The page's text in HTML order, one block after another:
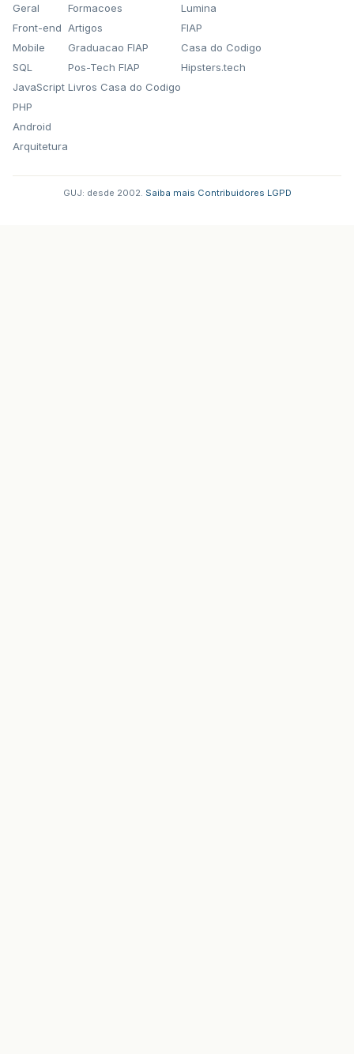
Geral
Front-end
Mobile
SQL
JavaScript
PHP
Android
Arquitetura
Formacoes
Artigos
Graduacao FIAP
Pos-Tech FIAP
Livros Casa do Codigo
Lumina
FIAP
Casa do Codigo
Hipsters.tech
GUJ: desde 2002. Saiba mais Contribuidores LGPD